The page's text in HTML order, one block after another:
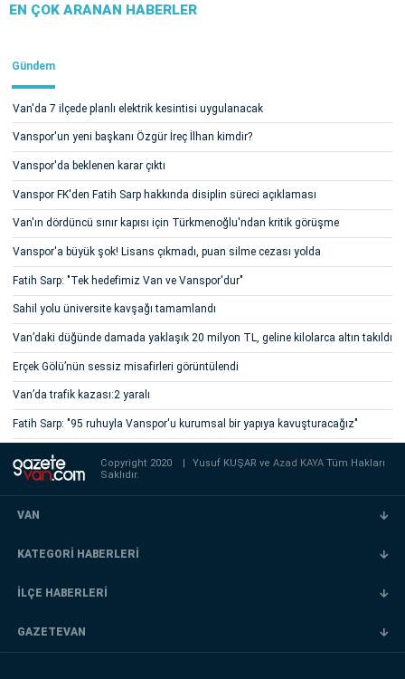
EN ÇOK ARANAN HABERLER
Gündem
Van'da 7 ilçede planlı elektrik kesintisi uygulanacak
Vanspor'un yeni başkanı Özgür İreç İlhan kimdir?
Vanspor'da beklenen karar çıktı
Vanspor FK'den Fatih Sarp hakkında disiplin süreci açıklaması
Van'ın dördüncü sınır kapısı için Türkmenoğlu'ndan kritik görüşme
Vanspor'a büyük şok! Lisans çıkmadı, puan silme cezası yolda
Fatih Sarp: "Tek hedefimiz Van ve Vanspor'dur"
Sahil yolu üniversite kavşağı tamamlandı
Van’daki düğünde damada yaklaşık 20 milyon TL, geline kilolarca altın takıldı
Erçek Gölü’nün sessiz misafirleri görüntülendi
Van’da trafik kazası:2 yaralı
Fatih Sarp: "95 ruhuyla Vanspor'u kurumsal bir yapıya kavuşturacağız"
Copyright 2020 | Yusuf KUŞAR veAzad KAYATüm Hakları
Saklıdır.
VAN
KATEGORİ HABERLERİ
İLÇE HABERLERİ
GAZETEVAN